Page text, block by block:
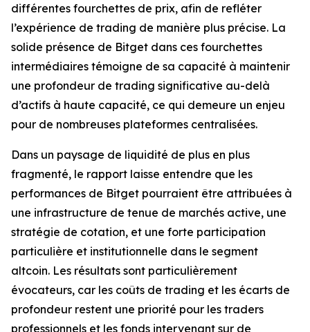
différentes fourchettes de prix, afin de refléter
l’expérience de trading de manière plus précise. La
solide présence de Bitget dans ces fourchettes
intermédiaires témoigne de sa capacité à maintenir
une profondeur de trading significative au-delà
d’actifs à haute capacité, ce qui demeure un enjeu
pour de nombreuses plateformes centralisées.
Dans un paysage de liquidité de plus en plus
fragmenté, le rapport laisse entendre que les
performances de Bitget pourraient être attribuées à
une infrastructure de tenue de marchés active, une
stratégie de cotation, et une forte participation
particulière et institutionnelle dans le segment
altcoin. Les résultats sont particulièrement
évocateurs, car les coûts de trading et les écarts de
profondeur restent une priorité pour les traders
professionnels et les fonds intervenant sur de